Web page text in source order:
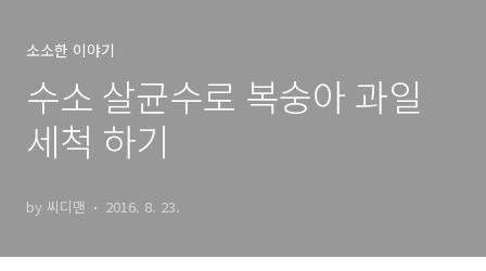
소소한 이야기
수소 살균수로 복숭아 과일
세척 하기
by 씨디맨 2016. 8. 23.